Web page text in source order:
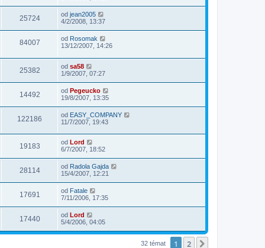
25724 od jean2005
4/2/2008, 13:37
84007 od Rosomak
13/12/2007, 14:26
25382 od sa58
1/9/2007, 07:27
14492 od Pegeucko
19/8/2007, 13:35
122186 od EASY_COMPANY
11/7/2007, 19:43
19183 od Lord
6/7/2007, 18:52
28114 od Radola Gajda
15/4/2007, 12:21
17691 od Fatale
7/11/2006, 17:35
17440 od Lord
5/4/2006, 04:05
32 témat 1 2